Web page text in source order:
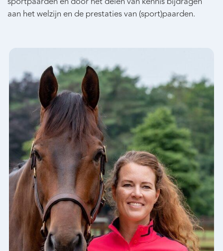
aan het welzijn en de prestaties van (sport)paarden.